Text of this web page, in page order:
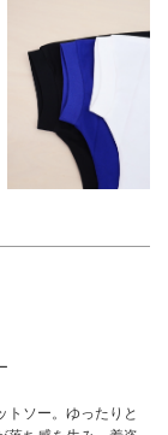
トソー。ゆったりと